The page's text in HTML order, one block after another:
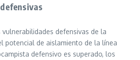
defensivas de la
potencial de aislamiento de la línea
defensivo es superado, los